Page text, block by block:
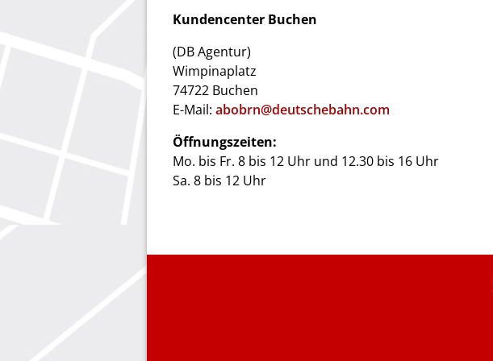
Kundencenter Buchen
(DB Agentur)
Wimpinaplatz
74722 Buchen
E-Mail: abobrn@deutschebahn.com
Öffnungszeiten:
Mo. bis Fr. 8 bis 12 Uhr und 12.30 bis 16 Uhr
Sa. 8 bis 12 Uhr